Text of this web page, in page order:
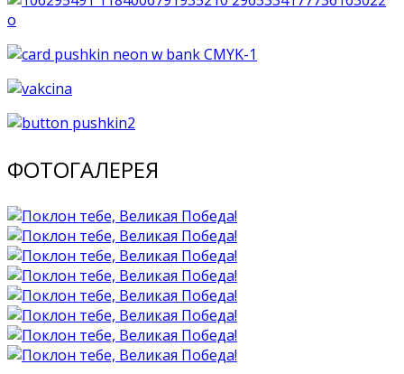
ФОТОГАЛЕРЕЯ